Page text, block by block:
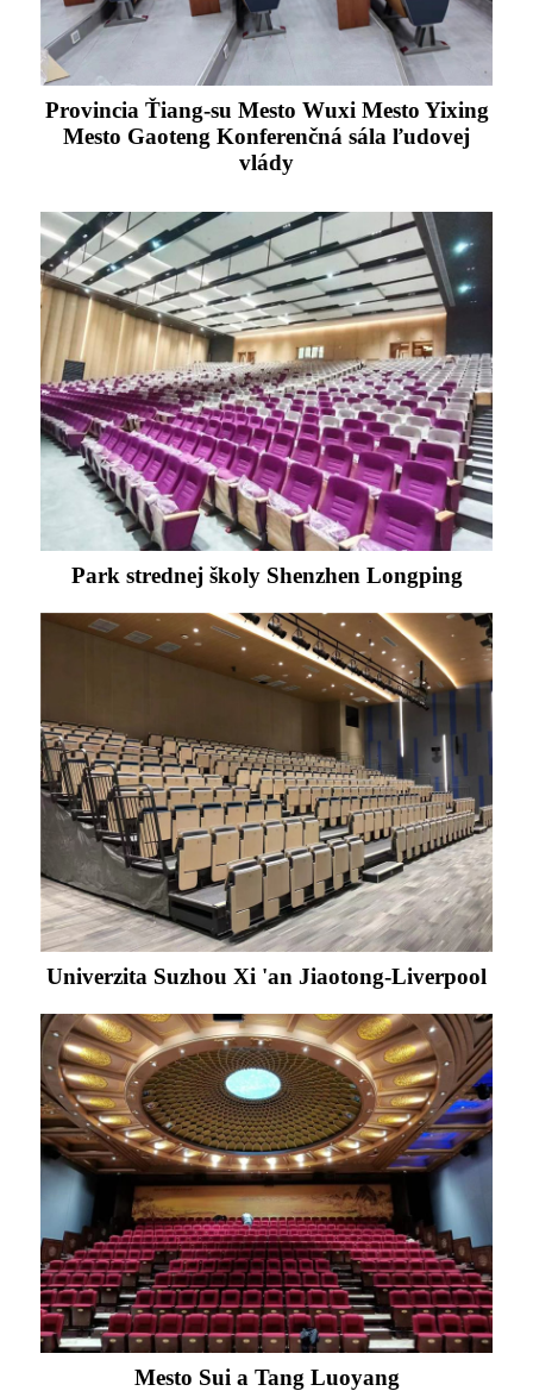
Provincia Ťiang-su Mesto Wuxi Mesto Yixing
Mesto Gaoteng Konferenčná sála ľudovej
vlády
Park strednej školy Shenzhen Longping
Univerzita Suzhou Xi 'an Jiaotong-Liverpool
Mesto Sui a Tang Luoyang